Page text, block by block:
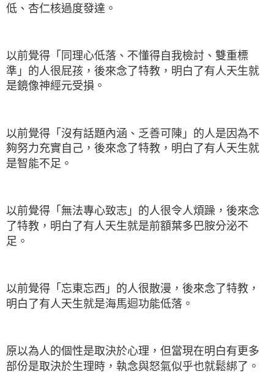
低、杏仁核過度發達。
以前覺得「同理心低落、不懂得自我檢討、雙重標
準」的人很屁孩，後來念了特教，明白了有人天生就
是鏡像神經元受損。
以前覺得「沒有話題內涵、乏善可陳」的人是因為不
夠努力充實自己，後來念了特教，明白了有人天生就
是智能不足。
以前覺得「無法專心致志」的人很令人煩躁，後來念
了特教，明白了有人天生就是前額葉多巴胺分泌不
足。
以前覺得「忘東忘西」的人很散漫，後來念了特教，
明白了有人天生就是海馬迴功能低落。
原以為人的個性是取決於心理，但當現在明白有更多
部份是取決於生理時，執念與怒氣似乎也就鬆綁了。